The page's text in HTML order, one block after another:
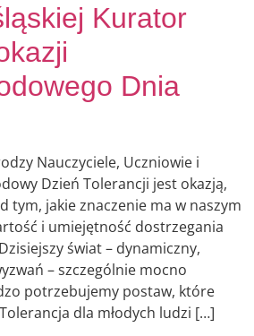
Kurator
Dnia
Nauczyciele, Uczniowie i
Dzień Tolerancji jest okazją,
tym, jakie znaczenie ma w naszym
i umiejętność dostrzegania
świat – dynamiczny,
– szczególnie mocno
potrzebujemy postaw, które
dla młodych ludzi […]